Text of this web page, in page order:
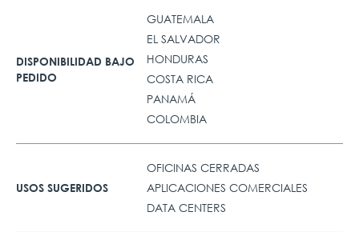
DISPONIBILIDAD BAJO
PEDIDO
GUATEMALA
EL SALVADOR
HONDURAS
COSTA RICA
PANAMÁ
COLOMBIA
USOS SUGERIDOS
OFICINAS CERRADAS
APLICACIONES COMERCIALES
DATA CENTERS